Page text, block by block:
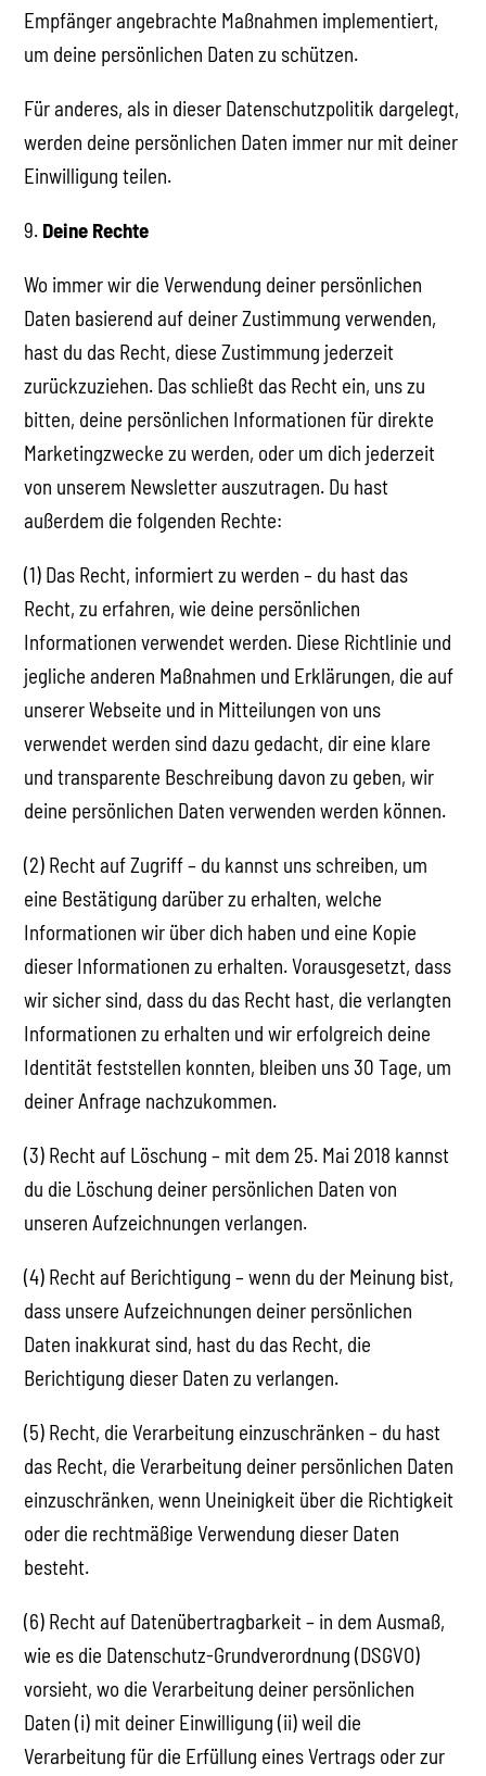
Empfänger angebrachte Maßnahmen implementiert,
um deine persönlichen Daten zu schützen.
Für anderes, als in dieser Datenschutzpolitik dargelegt,
werden deine persönlichen Daten immer nur mit deiner
Einwilligung teilen.
9. Deine Rechte
Wo immer wir die Verwendung deiner persönlichen
Daten basierend auf deiner Zustimmung verwenden,
hast du das Recht, diese Zustimmung jederzeit
zurückzuziehen. Das schließt das Recht ein, uns zu
bitten, deine persönlichen Informationen für direkte
Marketingzwecke zu werden, oder um dich jederzeit
von unserem Newsletter auszutragen. Du hast
außerdem die folgenden Rechte:
(1) Das Recht, informiert zu werden – du hast das
Recht, zu erfahren, wie deine persönlichen
Informationen verwendet werden. Diese Richtlinie und
jegliche anderen Maßnahmen und Erklärungen, die auf
unserer Webseite und in Mitteilungen von uns
verwendet werden sind dazu gedacht, dir eine klare
und transparente Beschreibung davon zu geben, wir
deine persönlichen Daten verwenden werden können.
(2) Recht auf Zugriff – du kannst uns schreiben, um
eine Bestätigung darüber zu erhalten, welche
Informationen wir über dich haben und eine Kopie
dieser Informationen zu erhalten. Vorausgesetzt, dass
wir sicher sind, dass du das Recht hast, die verlangten
Informationen zu erhalten und wir erfolgreich deine
Identität feststellen konnten, bleiben uns 30 Tage, um
deiner Anfrage nachzukommen.
(3) Recht auf Löschung – mit dem 25. Mai 2018 kannst
du die Löschung deiner persönlichen Daten von
unseren Aufzeichnungen verlangen.
(4) Recht auf Berichtigung – wenn du der Meinung bist,
dass unsere Aufzeichnungen deiner persönlichen
Daten inakkurat sind, hast du das Recht, die
Berichtigung dieser Daten zu verlangen.
(5) Recht, die Verarbeitung einzuschränken – du hast
das Recht, die Verarbeitung deiner persönlichen Daten
einzuschränken, wenn Uneinigkeit über die Richtigkeit
oder die rechtmäßige Verwendung dieser Daten
besteht.
(6) Recht auf Datenübertragbarkeit – in dem Ausmaß,
wie es die Datenschutz-Grundverordnung (DSGVO)
vorsieht, wo die Verarbeitung deiner persönlichen
Daten (i) mit deiner Einwilligung (ii) weil die
Verarbeitung für die Erfüllung eines Vertrags oder zur